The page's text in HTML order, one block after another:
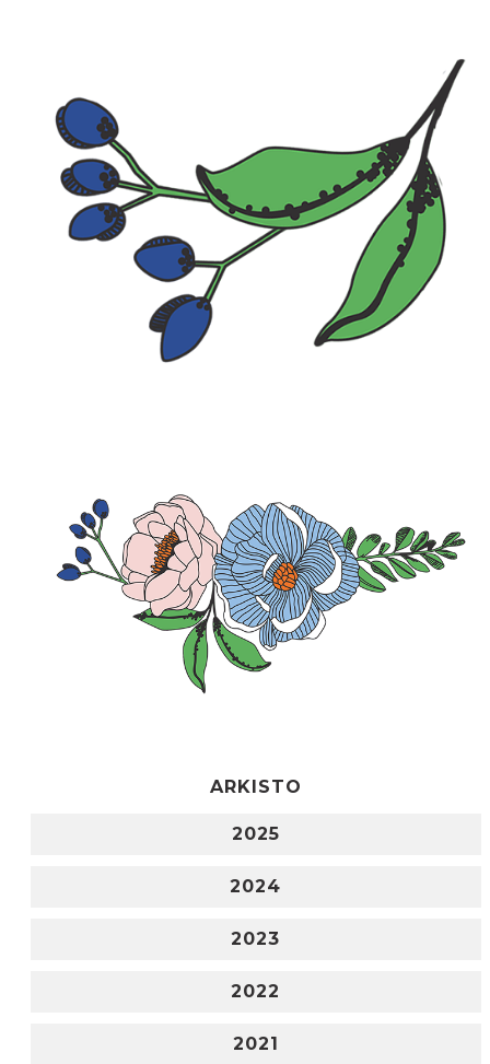
ARKISTO
2025
2024
2023
2022
2021